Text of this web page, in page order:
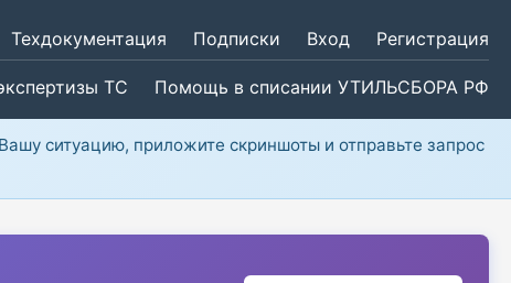
Техдокументация Подписки Вход Регистрация
ТС Помощь в списании УТИЛЬСБОРА РФ
ситуацию, приложите скриншоты и отправьте запрос